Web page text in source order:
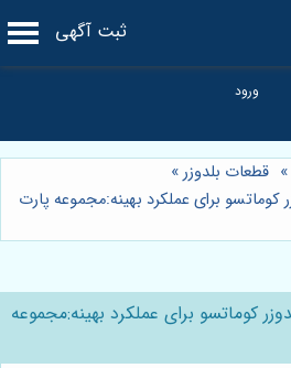
ثبت آگهی
» قطعات بلدوزر»
کوماتسو برای عملکرد بهینه:مجموعه پارت
کوماتسو برای عملکرد بهینه:مجموعه